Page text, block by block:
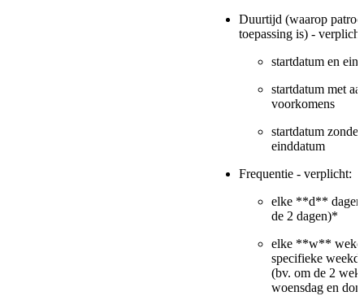
Duurtijd (waarop
toepassing is) -
startdatum en
startdatum met
voorkomens
startdatum zonder
einddatum
Frequentie - verplicht:
elke **d**
de 2 dagen)*
elke **w**
specifieke
(bv. om de 2
woensdag en